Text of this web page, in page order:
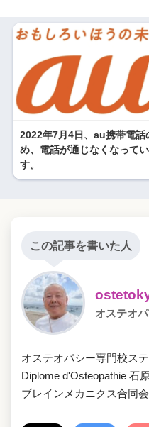
2022年7月4日、au携帯電話
め、電話が通じなくなって
す。
この記事を書いた人
オステオ
オステオパシー専門校ス
Diplome d'Osteopathie 石
ブレインメカニクス合同